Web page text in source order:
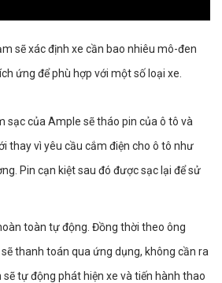
sẽ xác định xe cần bao nhiêu mô-đen
ứng để phù hợp với một số loại xe.
sạc của Ample sẽ tháo pin của ô tô và
thay vì yêu cầu cắm điện cho ô tô như
Pin cạn kiệt sau đó được sạc lại để sử
toàn tự động. Đồng thời theo ông
thanh toán qua ứng dụng, không cần ra
sẽ tự động phát hiện xe và tiến hành thao